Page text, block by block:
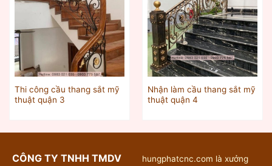
Thi công cầu thang sắt mỹ
thuật quận 3
Nhận làm cầu thang sắt mỹ
thuật quận 4
CÔNG TY TNHH TMDV
hungphatcnc.com là xưởng